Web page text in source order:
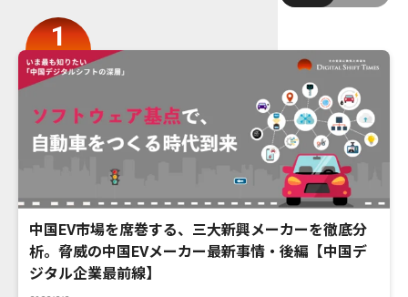
中国EV市場を席巻する、三大新興メーカーを徹底分
析。脅威の中国EVメーカー最新事情・後編【中国デ
ジタル企業最前線】